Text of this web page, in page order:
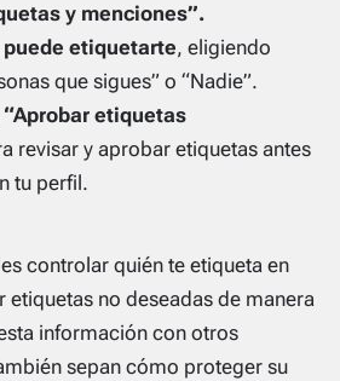
y menciones”.
etiquetarte, eligiendo
que sigues” o “Nadie”.
etiquetas
revisar y aprobar etiquetas antes
tu perfil.
controlar quién te etiqueta en
etiquetas no deseadas de manera
información con otros
sepan cómo proteger su